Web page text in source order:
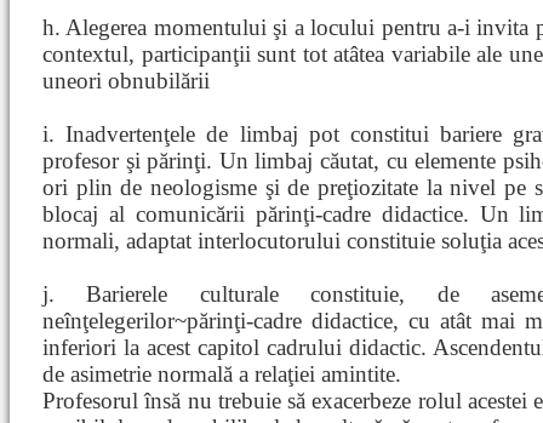
h. Alegerea momentului şi a locului pentru a-i invita
contextul, participanţii sunt tot atâtea variabile ale
uneori obnubilării
i. Inadvertenţele de limbaj pot constitui bariere
profesor şi părinţi. Un limbaj căutat, cu elemente
ori plin de neologisme şi de preţiozitate la nivel pe
blocaj al comunicării părinţi-cadre didactice. Un
normali, adaptat interlocutorului constituie soluţia
j. Barierele culturale constituie, de
neînţelegerilor~părinţi-cadre didactice, cu atât mai
inferiori la acest capitol cadrului didactic.
de asimetrie normală a relaţiei amintite.
Profesorul însă nu trebuie să exacerbeze rolul acestei